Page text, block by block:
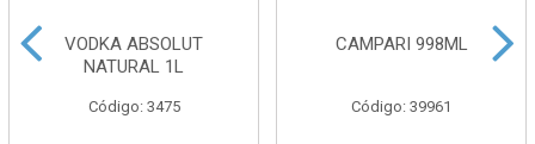
VODKA ABSOLUT
NATURAL 1L
Código: 3475
CAMPARI 998ML
Código: 39961